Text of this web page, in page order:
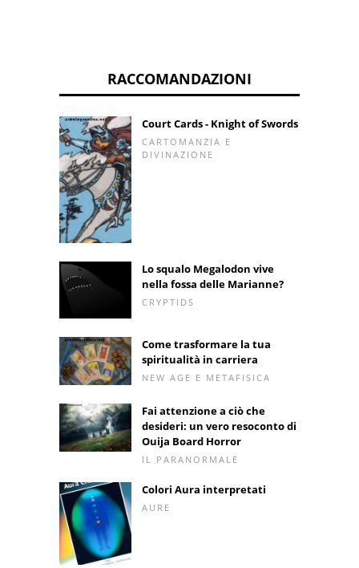
RACCOMANDAZIONI
Court Cards - Knight of Swords
CARTOMANZIA E
DIVINAZIONE
Lo squalo Megalodon vive
nella fossa delle Marianne?
CRYPTIDS
Come trasformare la tua
spiritualità in carriera
NEW AGE E METAFISICA
Fai attenzione a ciò che
desideri: un vero resoconto di
Ouija Board Horror
IL PARANORMALE
Colori Aura interpretati
AURE